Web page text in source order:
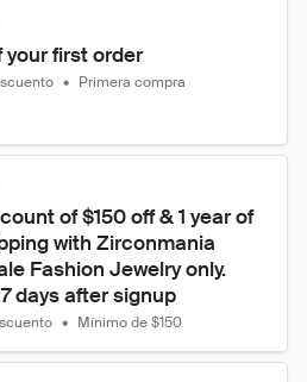
first order
• Primera compra
of $150 off & 1 year of
with Zirconmania
Fashion Jewelry only.
days after signup
• Mínimo de $150